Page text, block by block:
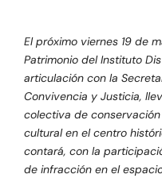
El próximo viernes 19 de
Patrimonio del Instituto
articulación con la
Convivencia y Justicia,
colectiva de
cultural en el centro
contará, con la
de infracción en el